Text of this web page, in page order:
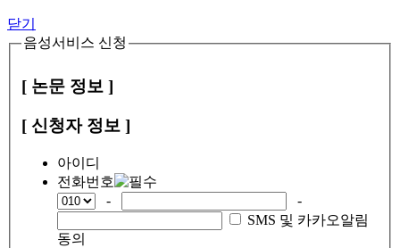
닫기
음성서비스 신청
[ 논문 정보 ]
[ 신청자 정보 ]
아이디
전화번호
-
-
SMS 및 카카오알림
동의